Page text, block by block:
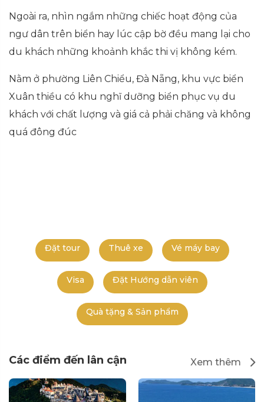
Ngoài ra, nhìn ngắm những chiếc hoạt động của
ngư dân trên biển hay lúc cập bờ đều mang lại cho
du khách những khoảnh khắc thi vị không kém.
Nằm ở phường Liên Chiểu, Đà Nẵng, khu vực biển
Xuân thiều có khu nghĩ dưỡng biển phục vụ du
khách với chất lượng và giá cả phải chăng và không
quá đông đúc
Đặt tour Thuê xe Vé máy bay
Visa Đặt Hướng dẫn viên
Quà tặng & Sản phẩm
Các điểm đến lân cận Xem thêm